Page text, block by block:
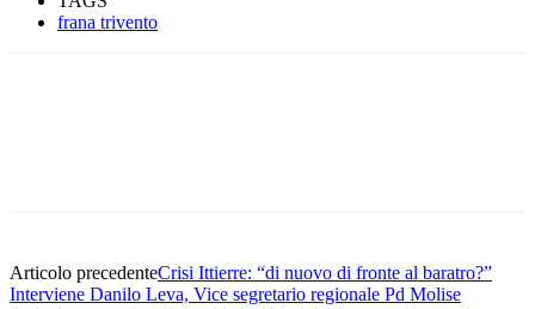
frana trivento
Articolo precedenteCrisi Ittierre: “di nuovo di fronte al baratro?”
Interviene Danilo Leva, Vice segretario regionale Pd Molise